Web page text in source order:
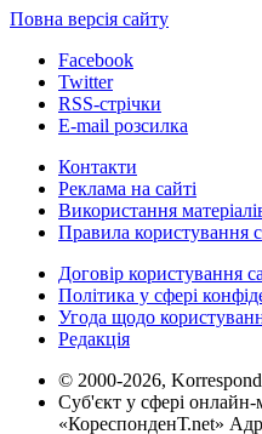
Повна версія сайту
Facebook
Twitter
RSS-стрічки
E-mail розсилка
Контакти
Реклама на сайті
Використання
Правила користування
Договір користування
Політика у сфері
Угода щодо
Редакція
© 2000-2026,
Суб'єкт у сфері онлайн-
«КореспонденТ.net»